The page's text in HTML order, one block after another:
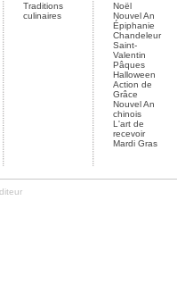
Traditions
culinaires
Noël
Nouvel An
Épiphanie
Chandeleur
Saint-
Valentin
Pâques
Halloween
Action de
Grâce
Nouvel An
chinois
L'art de
recevoir
Mardi Gras